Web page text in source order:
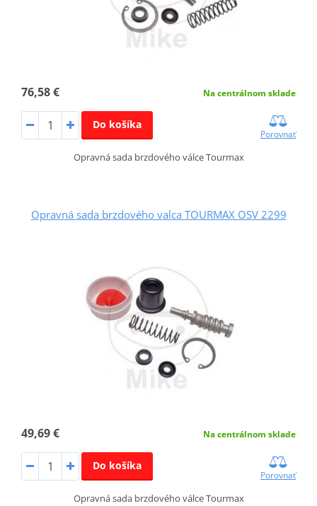
76,58 € Na centrálnom sklade
Do košíka
Porovnať
Opravná sada brzdového válce Tourmax
Opravná sada brzdového valca TOURMAX OSV 2299
49,69 € Na centrálnom sklade
Do košíka
Porovnať
Opravná sada brzdového válce Tourmax